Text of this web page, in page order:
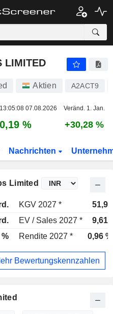
LIMITED
Aktien A2ACT9
13:05:08 07.08.2026 Veränd. 1. Jan.
% +30,28 %
Nachrichten
Limited
KGV 2027 *
51,9x
EV / Sales 2027 *
9,61x
% Rendite 2027 * 0,96 %
Bewertungskennzahlen